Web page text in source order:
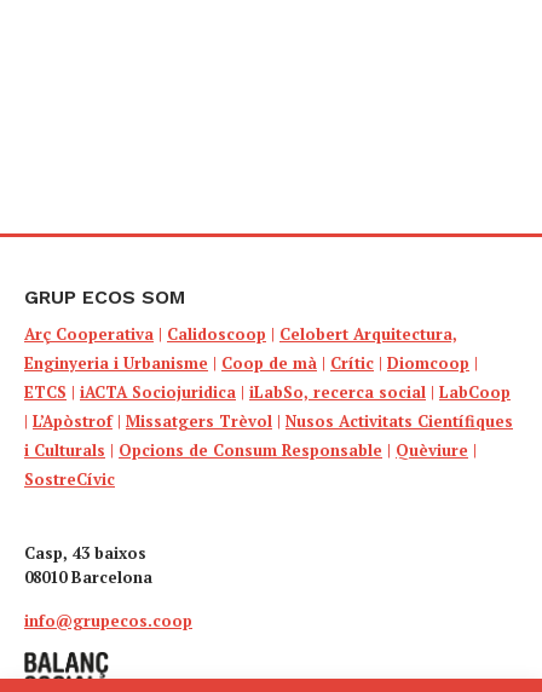
GRUP ECOS SOM
Arç Cooperativa | Calidoscoop | Celobert Arquitectura,
Enginyeria i Urbanisme | Coop de mà | Crític | Diomcoop |
ETCS | iACTA Sociojuridica | iLabSo, recerca social | LabCoop
| L’Apòstrof| Missatgers Trèvol | Nusos Activitats Científiques
i Culturals | Opcions de Consum Responsable | Quèviure |
SostreCívic
Casp, 43 baixos
08010 Barcelona
info@grupecos.coop